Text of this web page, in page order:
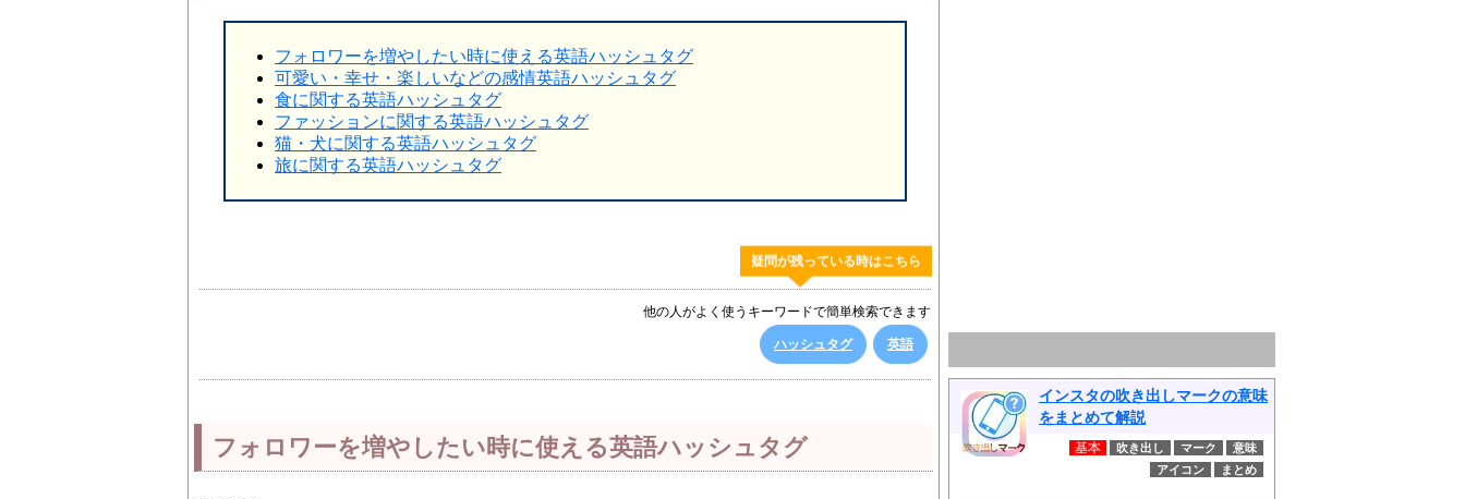
フォロワーを増やしたい時に使える英語ハッシュタグ
可愛い・幸せ・楽しいなどの感情英語ハッシュタグ
食に関する英語ハッシュタグ
ファッションに関する英語ハッシュタグ
猫・犬に関する英語ハッシュタグ
旅に関する英語ハッシュタグ
疑問が残っている時はこちら
他の人がよく使うキーワードで簡単検索できます
ハッシュタグ 英語
フォロワーを増やしたい時に使える英語ハッシュタグ
インスタの吹き出しマークの意味
をまとめて解説
基本 吹き出し マーク
意味
アイコン
まとめ